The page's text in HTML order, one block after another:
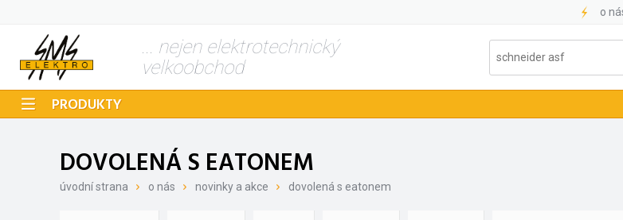
o
... nejen elektrotechnický
velkoobchod
PRODUKTY
DOVOLENÁ S EATONEM
úvodní strana o nás novinky a akce dovolená s eatonem